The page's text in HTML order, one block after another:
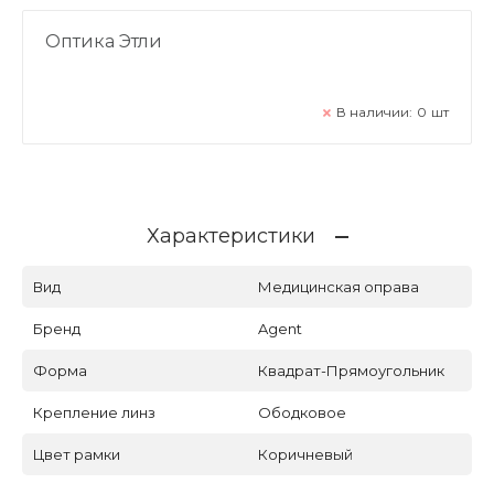
Оптика Этли
В наличии: 0 шт
Характеристики
Вид Медицинская оправа
Бренд Agent
Форма Квадрат-Прямоугольник
Крепление линз Ободковое
Цвет рамки Коричневый